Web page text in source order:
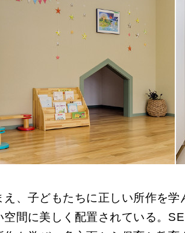
え、子どもたちに正しい所作を
空間に美しく配置されている。